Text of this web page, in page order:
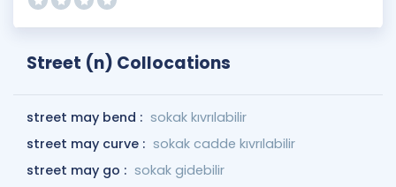
Street (n) Collocations
street may bend : sokak kıvrılabilir
street may curve : sokak cadde kıvrılabilir
street may go : sokak gidebilir